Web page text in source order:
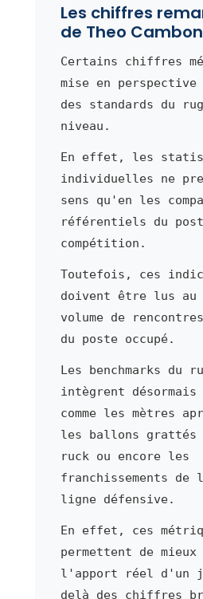
Les chiffres
de Theo Cambon
Certains chiffres
mise en perspective
des standards du
niveau.
En effet, les
individuelles ne
sens qu'en les
référentiels du
compétition.
Toutefois, ces
doivent être lus au
volume de
du poste occupé.
Les benchmarks du
intègrent désormais
comme les mètres
les ballons grattés
ruck ou encore les
franchissements de
ligne défensive.
En effet, ces
permettent de mieux
l'apport réel d'un
delà des chiffres